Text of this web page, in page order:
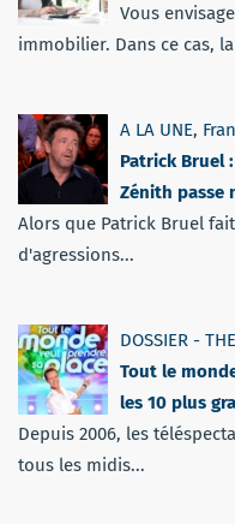
Vous
immobilier. Dans ce cas,
A LA UNE,
Patrick Bruel
Zénith passe
Alors que Patrick Bruel
d'agressions...
DOSSIER -
Tout le
les 10 plus
Depuis 2006, les
tous les midis...